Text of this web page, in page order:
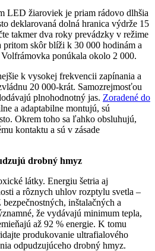
LED žiaroviek je priam rádovo dlhšia
deklarovaná dolná hranica výdrže 15
takmer dva roky prevádzky v režime
pritom skôr blíži k 30 000 hodinám a
ponúkala okolo 2 000.
k vysokej frekvencii zapínania a
20 000-krát. Samozrejmosťou
plnohodnotný jas. Zoradené do
a adaptabilne montujú, sú
Okrem toho sa ľahko obsluhujú,
kontaktu a sú v zásade
drobný hmyz
látky. Energiu šetria aj
a rôznych uhlov rozptylu svetla –
inštalačných a
že vydávajú minimum tepla,
až 92 % energie. K tomu
produkovanie ultrafialového
odpudzujúceho drobný hmyz.